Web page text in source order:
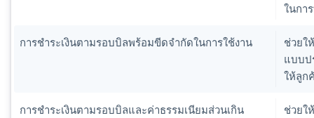
ในกา
การชำระเงินตามรอบบิลพร้อมขีดจำกัดในการใช้งาน
ช่วยใ
แบบป
ให้ลูก
การชำระเงินตามรอบบิลและค่าธรรมเนียมส่วนเกิน
ช่วยใ